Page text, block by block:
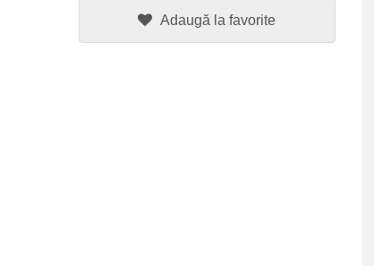
Adaugă la favorite